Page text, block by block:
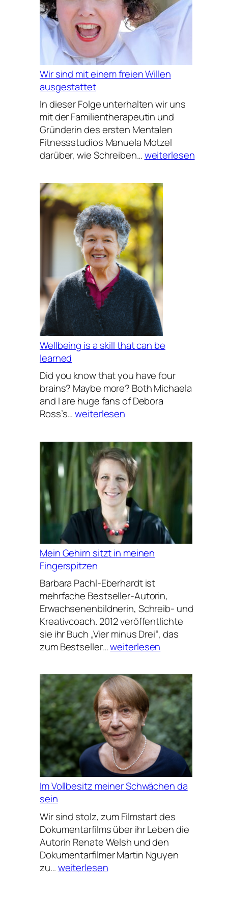
Wir sind mit einem freien Willen
ausgestattet
In dieser Folge unterhalten wir uns
mit der Familientherapeutin und
Gründerin des ersten Mentalen
Fitnessstudios Manuela Motzel
darüber, wie Schreiben…Wir
mit
einem
freien
Willen
ausgestattet
weiterlesen
Wellbeing is a skill that can be
learned
Did you know that you have four
brains? Maybe more? Both Michaela
and I are huge fans of Debora
Ross’s…Wellbeing
a
skill
that
can
learned
weiterlesen
Mein Gehirn sitzt in meinen
Fingerspitzen
Barbara Pachl-Eberhardt ist
mehrfache Bestseller-Autorin,
Erwachsenenbildnerin, Schreib- und
Kreativcoach. 2012 veröffentlichte
sie ihr Buch „Vier minus Drei“, das
zum Bestseller…Mein
sitzt
in
meinen
Fingerspitzen
weiterlesen
Im Vollbesitz meiner Schwächen da
sein
Wir sind stolz, zum Filmstart des
Dokumentarfilms über ihr Leben die
Autorin Renate Welsh und den
Dokumentarfilmer Martin Nguyen
zu…Im
weiterlesen